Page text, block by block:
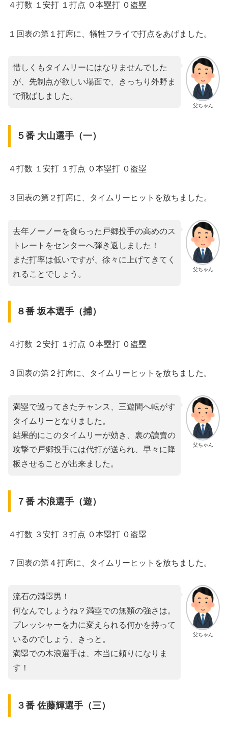
４打数 １安打 １打点 ０本塁打 ０盗塁
１回表の第１打席に、犠牲フライで打点をあげました。
父ちゃん
惜しくもタイムリーにはなりませんでした
が、先制点が欲しい場面で、きっちり外野ま
で飛ばしました。
５番 大山選手（一）
４打数 １安打 １打点 ０本塁打 ０盗塁
３回表の第２打席に、タイムリーヒットを放ちました。
父ちゃん
去年ノーノーを食らった戸郷投手の高めのス
トレートをセンターへ弾き返しました！
まだ打率は低いですが、徐々に上げてきてく
れることでしょう。
８番 坂本選手（捕）
４打数 ２安打 １打点 ０本塁打 ０盗塁
３回表の第２打席に、タイムリーヒットを放ちました。
父ちゃん
満塁で巡ってきたチャンス、三遊間へ転がす
タイムリーとなりました。
結果的にこのタイムリーが効き、裏の讀賣の
攻撃で戸郷投手には代打が送られ、早々に降
板させることが出来ました。
７番 木浪選手（遊）
４打数 ３安打 ３打点 ０本塁打 ０盗塁
７回表の第４打席に、タイムリーヒットを放ちました。
父ちゃん
流石の満塁男！
何なんでしょうね？満塁での無類の強さは。
プレッシャーを力に変えられる何かを持って
いるのでしょう、きっと。
満塁での木浪選手は、本当に頼りになりま
す！
３番 佐藤輝選手（三）